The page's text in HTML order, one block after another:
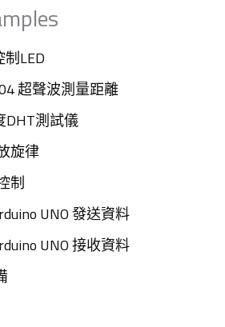
LED
超聲波測量距離
DHT測試儀
旋律
制
UNO 發送資料
UNO 接收資料